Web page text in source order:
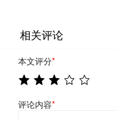
相关评论
本文评分*
评论内容*